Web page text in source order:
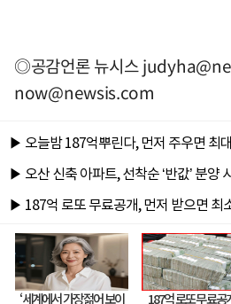
◎공감언론 뉴시스
now@newsis.com